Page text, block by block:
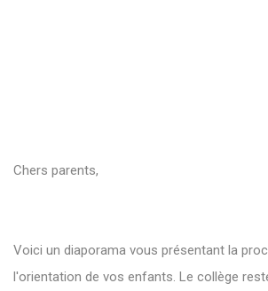
Chers parents,
Voici un diaporama vous présentant la
l'orientation de vos enfants. Le collège